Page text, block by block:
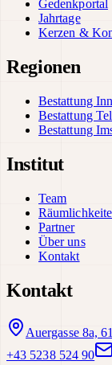
Gedenkportal
Jahrtage
Kerzen &
Regionen
Bestattung
Bestattung
Bestattung
Institut
Team
Partner
Über uns
Kontakt
Kontakt
Auergasse 8a,
+43 5238 524 90